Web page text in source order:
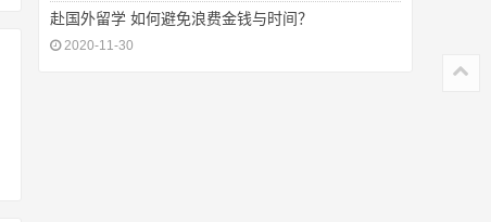
赴国外留学 如何避免浪费金钱与时间？
2020-11-30